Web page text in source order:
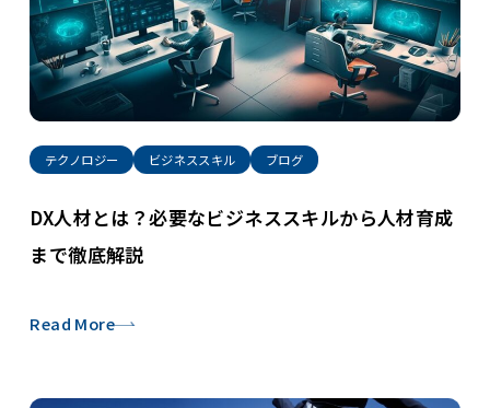
テクノロジー ビジネススキル ブログ
DX人材とは？必要なビジネススキルから人材育成
まで徹底解説
Read More